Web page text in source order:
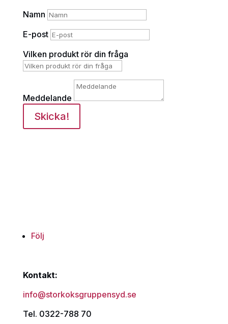
Namn
E-post
Vilken produkt rör din fråga
Meddelande
Skicka!
Följ
Kontakt:
info@storkoksgruppensyd.se
Tel. 0322-788 70